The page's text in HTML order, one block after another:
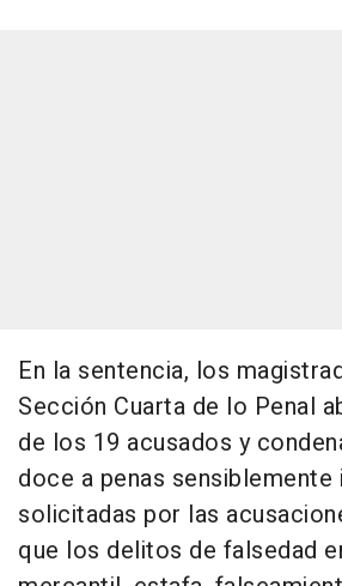
En la sentencia, los
Sección Cuarta de lo Penal
de los 19 acusados y
doce a penas
solicitadas por las
que los delitos de falsedad